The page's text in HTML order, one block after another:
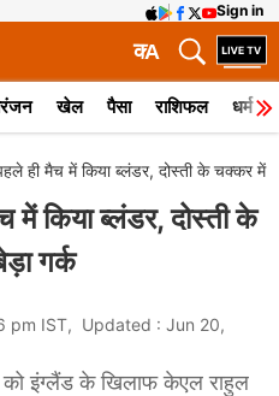
Sign in
A
क
खेल पैसा राशिफल धर्म
ही मैच में किया ब्लंडर, दोस्ती के चक्कर में
किया ब्लंडर, दोस्ती के
गर्क
pm IST, Updated : Jun 20,
इंग्लैंड के​ खिलाफ केएल राहुल